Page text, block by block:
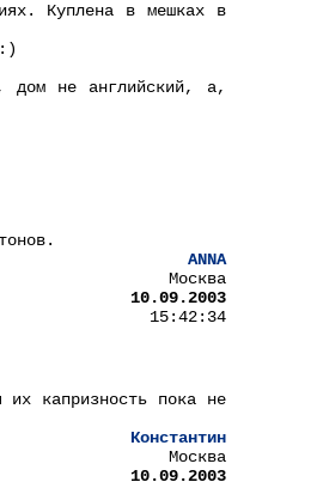
Куплена в мешках в
дом не английский, а,
ANNA
Москва
10.09.2003
15:42:34
капризность пока не
Константин
Москва
10.09.2003